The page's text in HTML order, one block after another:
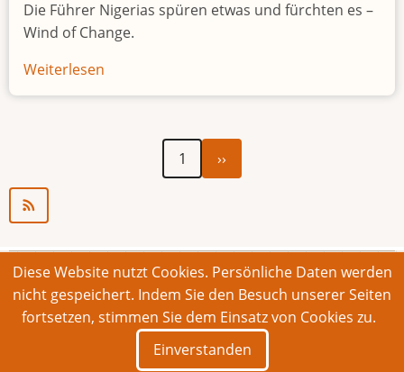
Die Führer Nigerias spüren etwas und fürchten es –
Wind of Change.
Weiterlesen
Nigeria,
Seitennummerierung
1
Seite
››
© 2026 Bonner Aufruf. Alle Rechte vorbehalten.
Footer
Kontakt
Intern
Deutsch
English
Diese Website nutzt Cookies. Persönliche Daten werden
nicht gespeichert. Indem Sie den Besuch unserer Seiten
fortsetzen, stimmen Sie dem Einsatz von Cookies zu.
Einverstanden